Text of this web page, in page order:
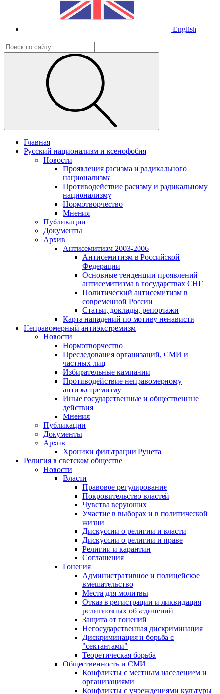
English
Главная
Русский национализм и ксенофобия
Новости
Проявления расизма и радикального
национализма
Противодействие расизму и радикальному
национализму
Нормотворчество
Мнения
Публикации
Документы
Архив
Антисемитизм 2003-2006
Антисемитизм в Российской
Федерации
Основные тенденции проявлений
антисемитизма в государствах СНГ
Политический антисемитизм в
современной России
Статьи, доклады, репортажи
Карта нападений по мотиву ненависти
Неправомерный антиэкстремизм
Новости
Нормотворчество
Преследования организаций, СМИ и
частных лиц
Избирательные кампании
Противодействие неправомерному
антиэкстремизму
Иные государственные и общественные
действия
Мнения
Публикации
Документы
Архив
Хроники фильтрации Рунета
Религия в светском обществе
Новости
Власти
Правовое регулирование
Покровительство властей
Чувства верующих
Участие в выборах и в политической
жизни
Дискуссии о религии и власти
Дискуссии о религии и праве
Религии и карантин
Соглашения
Гонения
Административное и полицейское
вмешательство
Места для молитвы
Отказ в регистрации и ликвидация
религиозных объединений
Защита от гонений
Негосударственная дискриминация
Дискриминация и борьба с
"сектантами"
Теоретическая борьба
Общественность и СМИ
Конфликты с местным населением и
организациями
Конфликты с учреждениями культуры